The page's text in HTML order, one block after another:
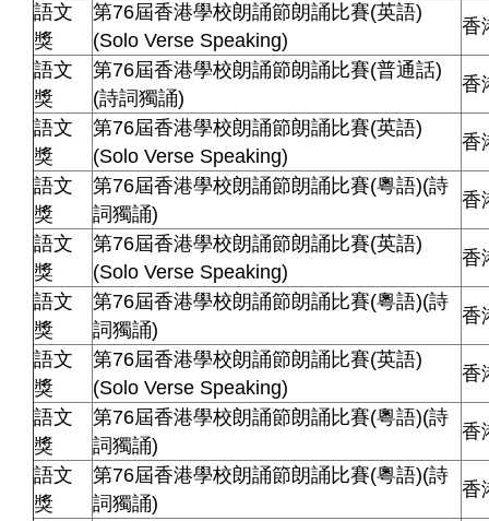
語文
獎
第76屆香港學校朗誦節朗誦比賽(英語)
(Solo Verse Speaking)
香
語文
獎
第76屆香港學校朗誦節朗誦比賽(普通話)
(詩詞獨誦)
香
語文
獎
第76屆香港學校朗誦節朗誦比賽(英語)
(Solo Verse Speaking)
香
語文
獎
第76屆香港學校朗誦節朗誦比賽(粵語)(詩
詞獨誦)
香
語文
獎
第76屆香港學校朗誦節朗誦比賽(英語)
(Solo Verse Speaking)
香
語文
獎
第76屆香港學校朗誦節朗誦比賽(粵語)(詩
詞獨誦)
香
語文
獎
第76屆香港學校朗誦節朗誦比賽(英語)
(Solo Verse Speaking)
香
語文
獎
第76屆香港學校朗誦節朗誦比賽(粵語)(詩
詞獨誦)
香
語文
獎
第76屆香港學校朗誦節朗誦比賽(粵語)(詩
詞獨誦)
香